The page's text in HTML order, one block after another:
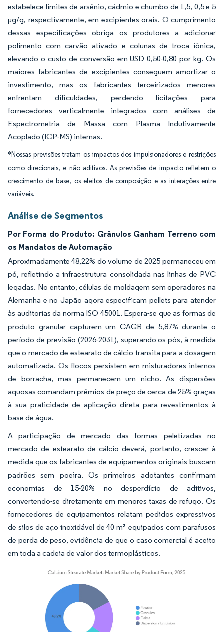
estabelece limites de arsênio, cádmio e chumbo de 1,5, 0,5 e 5
µg/g, respectivamente, em excipientes orais. O cumprimento
dessas especificações obriga os produtores a adicionar
polimento com carvão ativado e colunas de troca iônica,
elevando o custo de conversão em USD 0,50-0,80 por kg. Os
maiores fabricantes de excipientes conseguem amortizar o
investimento, mas os fabricantes terceirizados menores
enfrentam dificuldades, perdendo licitações para
fornecedores verticalmente integrados com análises de
Espectrometria de Massa com Plasma Indutivamente
Acoplado (ICP-MS) internas.
*Nossas previsões tratam os impactos dos impulsionadores e restrições
como direcionais, e não aditivos. As previsões de impacto refletem o
crescimento de base, os efeitos de composição e as interações entre
variáveis.
Análise de Segmentos
Por Forma do Produto: Grânulos Ganham Terreno com
os Mandatos de Automação
Aproximadamente 48,22% do volume de 2025 permaneceu em
pó, refletindo a infraestrutura consolidada nas linhas de PVC
legadas. No entanto, células de moldagem sem operadores na
Alemanha e no Japão agora especificam pellets para atender
às auditorias da norma ISO 45001. Espera-se que as formas de
produto granular capturem um CAGR de 5,87% durante o
período de previsão (2026-2031), superando os pós, à medida
que o mercado de estearato de cálcio transita para a dosagem
automatizada. Os flocos persistem em misturadores internos
de borracha, mas permanecem um nicho. As dispersões
aquosas comandam prêmios de preço de cerca de 25% graças
à sua praticidade de aplicação direta para revestimentos à
base de água.
A participação de mercado das formas peletizadas no
mercado de estearato de cálcio deverá, portanto, crescer à
medida que os fabricantes de equipamentos originais buscam
padrões sem poeira. Os primeiros adotantes confirmam
economias de 15-20% no desperdício de aditivos,
convertendo-se diretamente em menores taxas de refugo. Os
fornecedores de equipamentos relatam pedidos expressivos
de silos de aço inoxidável de 40 m³ equipados com parafusos
de perda de peso, evidência de que o caso comercial é aceito
em toda a cadeia de valor dos termoplásticos.